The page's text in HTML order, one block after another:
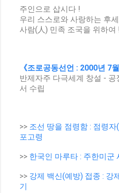
주인으로 삽시다 !
우리 스스로와 사랑하는 후
사람(人) 민족 조국을 위하여
《조로공동선언 : 2000년 7
반제자주 다극세계 창설 -
서 수립
>> 조선 땅을 점령함 : 점령
포고령
>> 한국인 마루타 : 주한미군
>> 강제 백신(예방) 접종 : 강
기